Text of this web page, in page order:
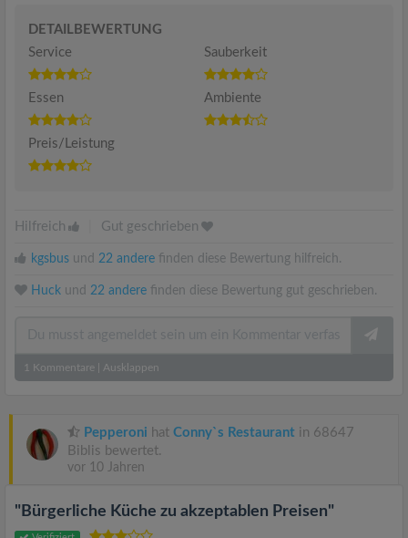
DETAILBEWERTUNG
Service
Sauberkeit
Essen Ambiente
Preis/Leistung
Hilfreich Gut geschrieben
kgsbus und 22 andere finden diese Bewertung hilfreich.
Huck und 22 andere finden diese Bewertung gut geschrieben.
1 Kommentare Ausklappen
Pepperoni hat Conny`s Restaurant in 68647
Biblis bewertet.
vor 10 Jahren
"Bürgerliche Küche zu akzeptablen Preisen"